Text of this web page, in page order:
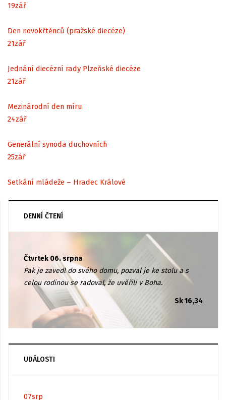
19zář
Den novokřtěnců (pražské diecéze)
21zář
Jednání diecézní rady Plzeňské diecéze
21zář
Mezinárodní den míru
24zář
Generální synoda duchovních
25zář
Setkání mládeže – Hradec Králové
DENNÍ ČTENÍ
Čtvrtek 06. srpna
Pak je zavedl do svého domu, pozval je ke stolu a s
celou rodinou se radoval, že uvěřili v Boha.
Sk 16,34
UDÁLOSTI
07srp